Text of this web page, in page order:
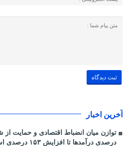
آخرین اخبار
درصدی درآمدها تا افزایش ۱۵۳ درصدی استرداد مالیات